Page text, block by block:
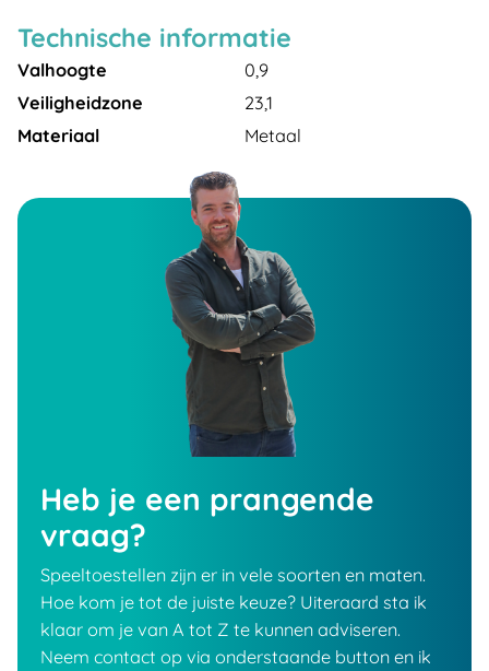
Technische informatie
Valhoogte
0,9
Veiligheidzone
23,1
Materiaal
Metaal
Heb je een prangende
vraag?
Speeltoestellen zijn er in vele soorten en maten.
Hoe kom je tot de juiste keuze? Uiteraard sta ik
klaar om je van A tot Z te kunnen adviseren.
Neem contact op via onderstaande button en ik